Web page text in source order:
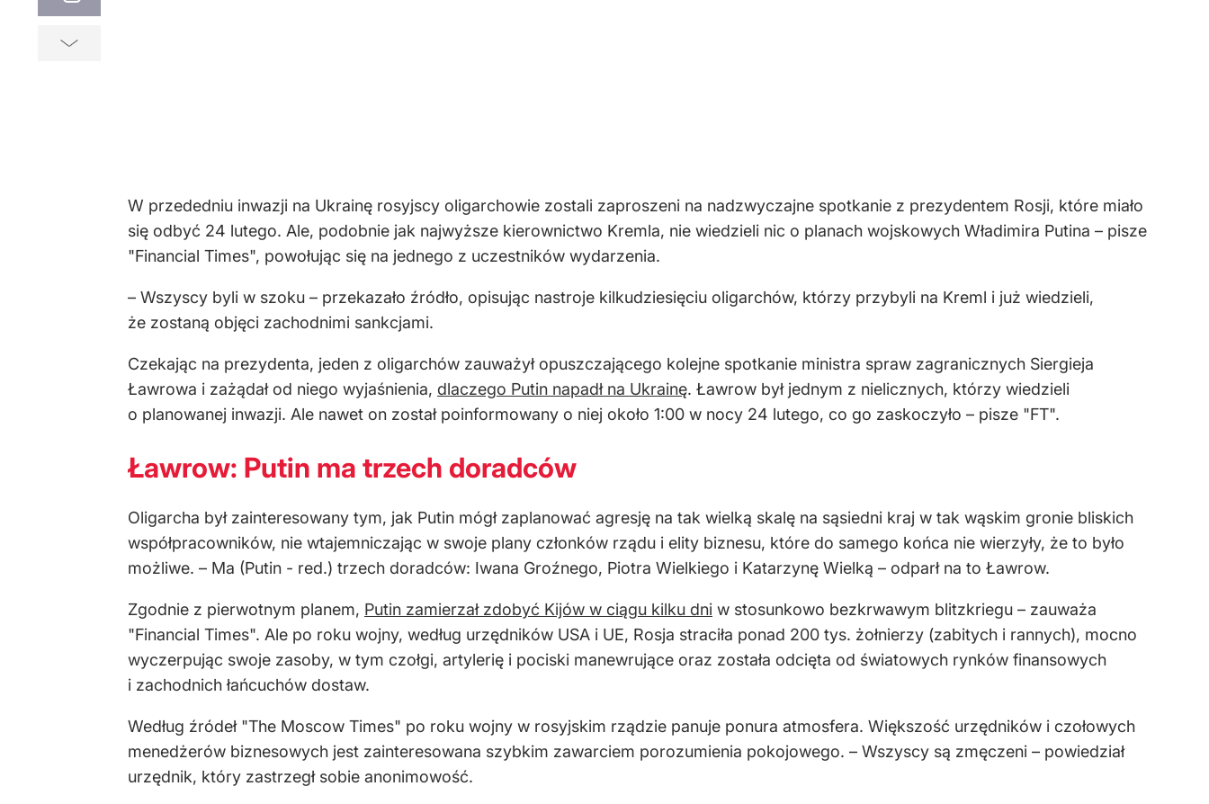
W przededniu inwazji na Ukrainę rosyjscy oligarchowie zostali zaproszeni na nadzwyczajne spotkanie z prezydentem Rosji, które miało
się odbyć 24 lutego. Ale, podobnie jak najwyższe kierownictwo Kremla, nie wiedzieli nic o planach wojskowych Władimira Putina – pisze
"Financial Times", powołując się na jednego z uczestników wydarzenia.
– Wszyscy byli w szoku – przekazało źródło, opisując nastroje kilkudziesięciu oligarchów, którzy przybyli na Kreml i już wiedzieli,
że zostaną objęci zachodnimi sankcjami.
Czekając na prezydenta, jeden z oligarchów zauważył opuszczającego kolejne spotkanie ministra spraw zagranicznych Siergieja
Ławrowa i zażądał od niego wyjaśnienia, dlaczego Putin napadł na Ukrainę. Ławrow był jednym z nielicznych, którzy wiedzieli
o planowanej inwazji. Ale nawet on został poinformowany o niej około 1:00 w nocy 24 lutego, co go zaskoczyło – pisze "FT".
Ławrow: Putin ma trzech doradców
Oligarcha był zainteresowany tym, jak Putin mógł zaplanować agresję na tak wielką skalę na sąsiedni kraj w tak wąskim gronie bliskich
współpracowników, nie wtajemniczając w swoje plany członków rządu i elity biznesu, które do samego końca nie wierzyły, że to było
możliwe. – Ma (Putin - red.) trzech doradców: Iwana Groźnego, Piotra Wielkiego i Katarzynę Wielką – odparł na to Ławrow.
Zgodnie z pierwotnym planem, Putin zamierzał zdobyć Kijów w ciągu kilku dni w stosunkowo bezkrwawym blitzkriegu – zauważa
"Financial Times". Ale po roku wojny, według urzędników USA i UE, Rosja straciła ponad 200 tys. żołnierzy (zabitych i rannych), mocno
wyczerpując swoje zasoby, w tym czołgi, artylerię i pociski manewrujące oraz została odcięta od światowych rynków finansowych
i zachodnich łańcuchów dostaw.
Według źródeł "The Moscow Times" po roku wojny w rosyjskim rządzie panuje ponura atmosfera. Większość urzędników i czołowych
menedżerów biznesowych jest zainteresowana szybkim zawarciem porozumienia pokojowego. – Wszyscy są zmęczeni – powiedział
urzędnik, który zastrzegł sobie anonimowość.